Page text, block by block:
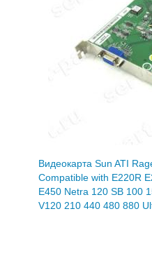
Видеокарта Sun ATI
Compatible with E220R
E450 Netra 120 SB 100
V120 210 440 480 880